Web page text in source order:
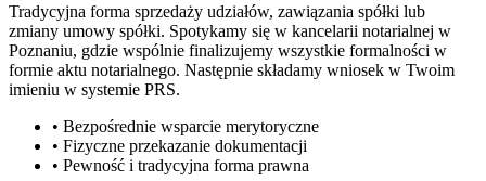
Tradycyjna forma sprzedaży udziałów, zawiązania spółki lub
zmiany umowy spółki. Spotykamy się w kancelarii notarialnej w
Poznaniu, gdzie wspólnie finalizujemy wszystkie formalności w
formie aktu notarialnego. Następnie składamy wniosek w Twoim
imieniu w systemie PRS.
• Bezpośrednie wsparcie merytoryczne
• Fizyczne przekazanie dokumentacji
• Pewność i tradycyjna forma prawna